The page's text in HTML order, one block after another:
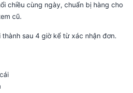
chiều cùng ngày, chuẩn bị hàng cho
cũ.
thành sau 4 giờ kể từ xác nhận đơn.